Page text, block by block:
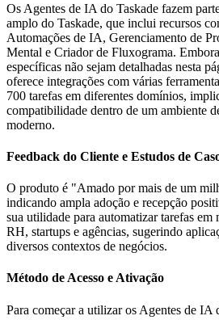
Os Agentes de IA do Taskade fazem
amplo do Taskade, que inclui recursos
Automações de IA, Gerenciamento de
Mental e Criador de Fluxograma.
específicas não sejam detalhadas nesta
oferece integrações com várias
700 tarefas em diferentes domínios,
compatibilidade dentro de um ambiente
moderno.
Feedback do Cliente e Estudos de
O produto é "Amado por mais de um
indicando ampla adoção e recepção
sua utilidade para automatizar tarefas em
RH, startups e agências, sugerindo
diversos contextos de negócios.
Método de Acesso e Ativação
Para começar a utilizar os Agentes de IA